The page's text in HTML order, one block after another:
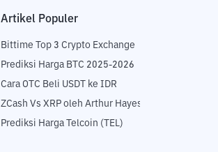
Artikel Populer
Bittime Top 3 Crypto Exchange
Prediksi Harga BTC 2025-2026
Cara OTC Beli USDT ke IDR
ZCash Vs XRP oleh Arthur Hayes
Prediksi Harga Telcoin (TEL)